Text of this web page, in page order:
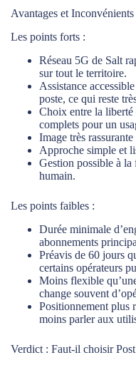
Avantages et
Les points forts :
Réseau 5G de Salt
sur tout le territoire.
Assistance
poste, ce qui reste
Choix entre la liberté
complets pour un
Image très
Approche simple et
Gestion possible à
humain.
Les points faibles :
Durée minimale
abonnements
Préavis de 60 jours
certains opérateurs
Moins flexible
change souvent
Positionnement plus
moins parler aux
Verdict : Faut-il choisir